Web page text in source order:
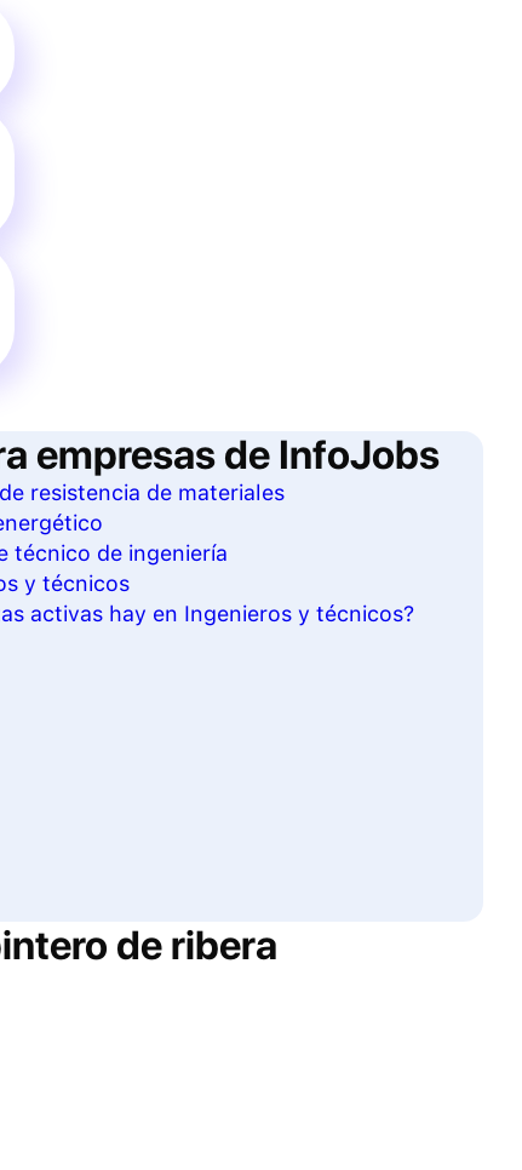
empresas de InfoJobs
resistencia de materiales
técnico de ingeniería
y técnicos
activas hay en Ingenieros y técnicos?
de ribera